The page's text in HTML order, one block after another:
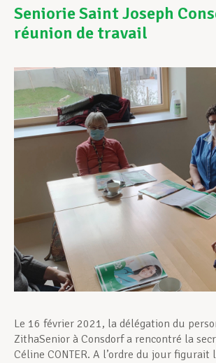
Vos droits
Assistance en vie privée
Développement professionnel
Devenir Membre
Actualités
Seniorie Saint Joseph
réunion de travail
Le 16 février 2021, la délégation du
ZithaSenior à Consdorf a rencontré la
Céline CONTER. A l’ordre du jour